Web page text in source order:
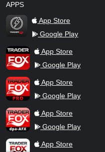
APPS
App Store
Google Play
TraderFox AppApp Store
Google Play
TraderFox ProApp Store
Google Play
TraderFox dpa-AFX ProFeed
App Store
Google Play
TraderFox Live Trading
App Store